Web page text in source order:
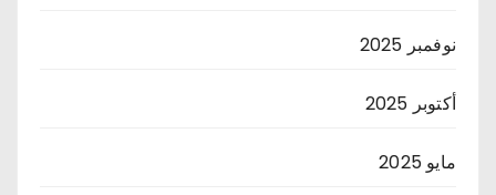
نوفمبر 2025
أكتوبر 2025
مايو 2025